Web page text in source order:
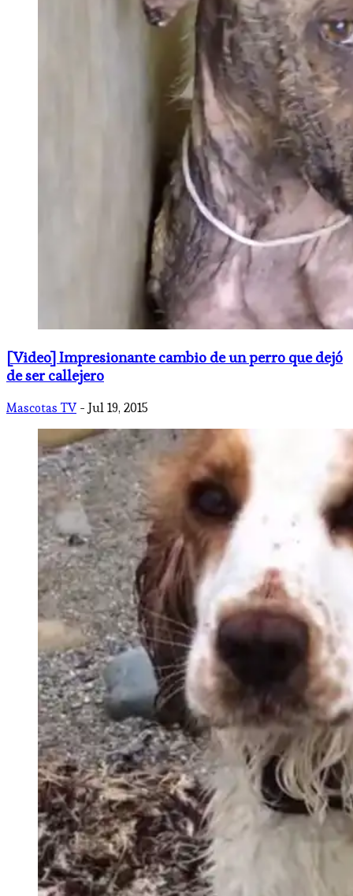
[Video] Impresionante cambio de un perro que dejó
de ser callejero
Mascotas TV - Jul 19, 2015